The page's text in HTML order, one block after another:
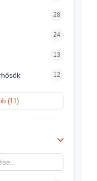
28
24
13
12
10
6
több (11)